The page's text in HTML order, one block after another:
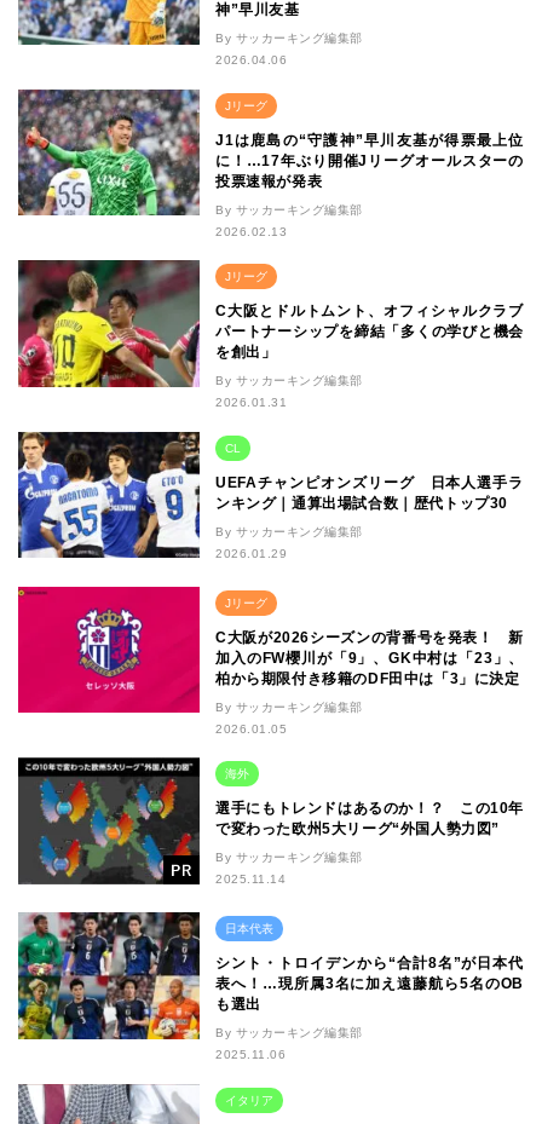
神”早川友基
By サッカーキング編集部
2026.04.06
Jリーグ
J1は鹿島の“守護神”早川友基が得票最上位
に！…17年ぶり開催Jリーグオールスターの
投票速報が発表
By サッカーキング編集部
2026.02.13
Jリーグ
C大阪とドルトムント、オフィシャルクラブ
パートナーシップを締結「多くの学びと機会
を創出」
By サッカーキング編集部
2026.01.31
CL
UEFAチャンピオンズリーグ 日本人選手ラ
ンキング｜通算出場試合数｜歴代トップ30
By サッカーキング編集部
2026.01.29
Jリーグ
C大阪が2026シーズンの背番号を発表！ 新
加入のFW櫻川が「9」、GK中村は「23」、
柏から期限付き移籍のDF田中は「3」に決定
By サッカーキング編集部
2026.01.05
海外
選手にもトレンドはあるのか！？ この10年
で変わった欧州5大リーグ“外国人勢力図”
By サッカーキング編集部
2025.11.14
日本代表
シント・トロイデンから“合計8名”が日本代
表へ！…現所属3名に加え遠藤航ら5名のOB
も選出
By サッカーキング編集部
2025.11.06
イタリア